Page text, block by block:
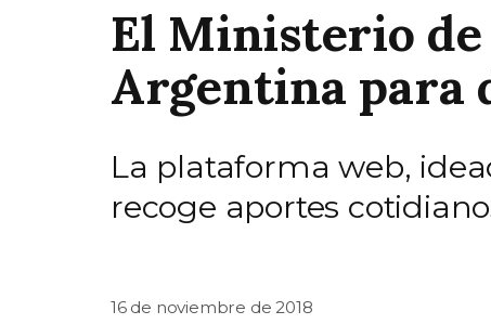
El Ministerio de
Argentina para
La plataforma web,
recoge aportes
16 de noviembre de 2018